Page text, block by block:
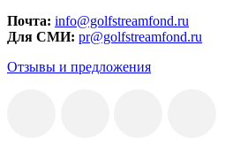
Почта: info@golfstreamfond.ru
Для СМИ: pr@golfstreamfond.ru
Отзывы и предложения